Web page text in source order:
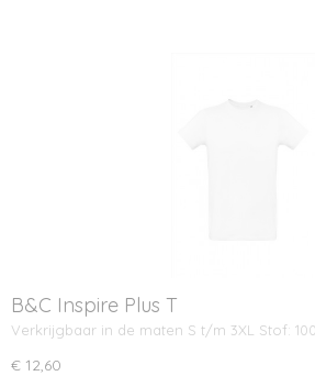
B&C Inspire Plus T
Verkrijgbaar in de maten S t/m 3XL Stof:
€ 12,60